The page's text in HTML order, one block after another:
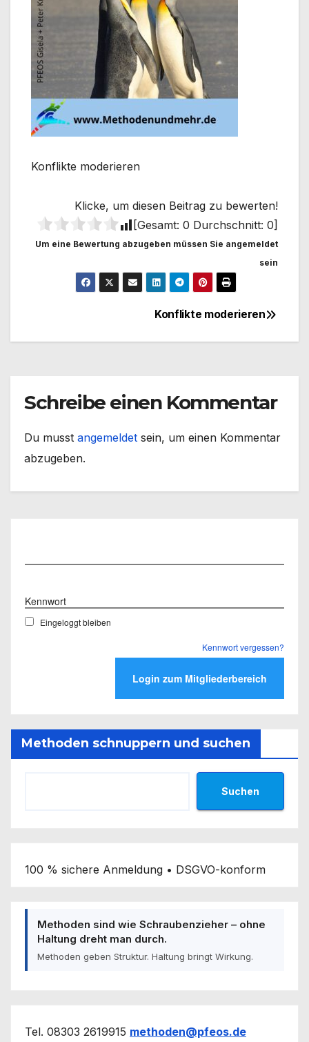
Konflikte moderieren
Klicke, um diesen Beitrag zu bewerten!
[Gesamt: 0 Durchschnitt: 0]
Um eine Bewertung abzugeben müssen Sie angemeldet
sein
Beitragsnavigation
Konflikte moderieren
Schreibe einen Kommentar
Du musst angemeldet sein, um einen Kommentar
abzugeben.
Kennwort
Eingeloggt bleiben
Kennwort vergessen?
Methoden schnuppern und suchen
Suchen
100 % sichere Anmeldung • DSGVO-konform
Methoden sind wie Schraubenzieher – ohne
Haltung dreht man durch.
Methoden geben Struktur. Haltung bringt Wirkung.
Tel. 08303 2619915 methoden@pfeos.de